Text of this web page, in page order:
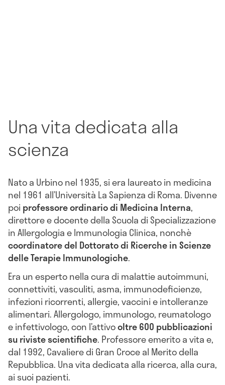
Una vita dedicata alla
scienza
Nato a Urbino nel 1935, si era laureato in medicina
nel 1961 all’Università La Sapienza di Roma. Divenne
poi professore ordinario di Medicina Interna,
direttore e docente della Scuola di Specializzazione
in Allergologia e Immunologia Clinica, nonchè
coordinatore del Dottorato di Ricerche in Scienze
delle Terapie Immunologiche.
Era un esperto nella cura di malattie autoimmuni,
connettiviti, vasculiti, asma, immunodeficienze,
infezioni ricorrenti, allergie, vaccini e intolleranze
alimentari. Allergologo, immunologo, reumatologo
e infettivologo, con l’attivooltre 600 pubblicazioni
su riviste scientifiche. Professore emerito a vita e,
dal 1992, Cavaliere di Gran Croce al Merito della
Repubblica. Una vita dedicata alla ricerca, alla cura,
ai suoi pazienti.